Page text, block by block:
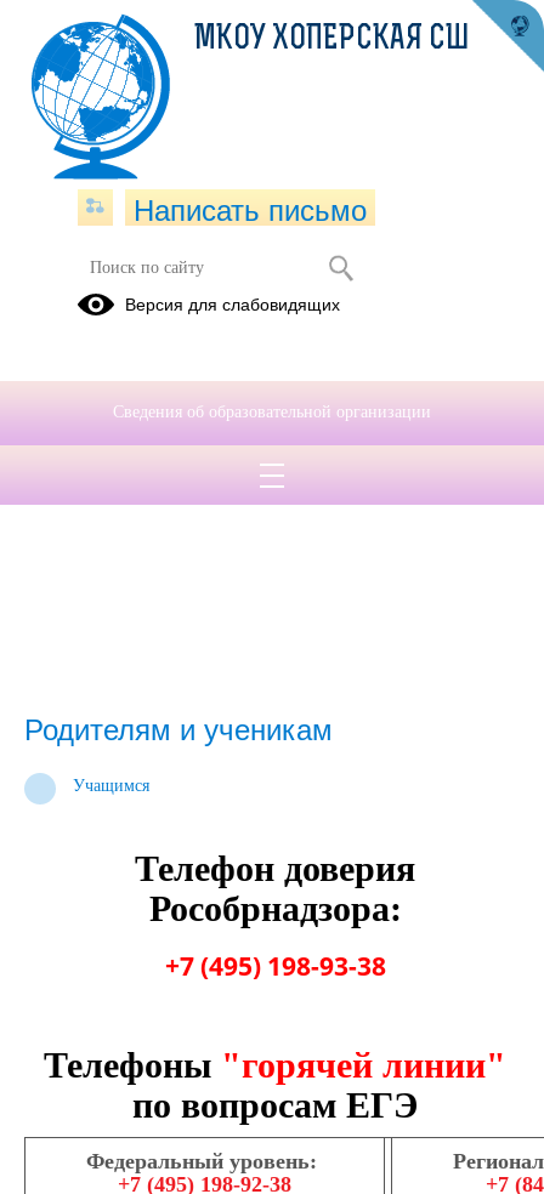
Родителям и ученикам
Учащимся
Телефон доверия
Рособрнадзора:
+7 (495) 198-93-38
Телефоны "горячей линии"
по вопросам ЕГЭ
Федеральный уровень:
+7 (495) 198-92-38
+7
МКОУ ХОПЕРСКАЯ СШ
Написать письмо
Версия для слабовидящих
Сведения об образовательной организации